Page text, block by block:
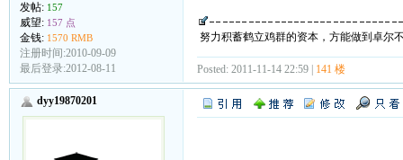
发帖: 157
威望: 157 点
金钱: 1570 RMB
注册时间:2010-09-09
最后登录:2012-08-11
努力积蓄鹤立鸡群的资本，方能做到卓尔
Posted: 2011-11-14 22:59 | 141 楼
dyy19870201